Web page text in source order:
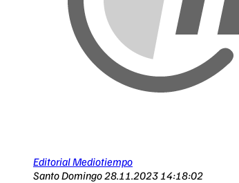
Editorial Mediotiempo
Santo Domingo28.11.2023 14:18:02